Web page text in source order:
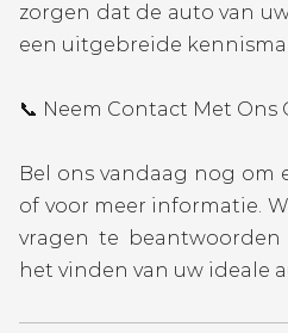
zorgen dat de auto van
een uitgebreide
📞 Neem Contact Met Ons
Bel ons vandaag nog om
of voor meer informatie.
vragen te
het vinden van uw ideale